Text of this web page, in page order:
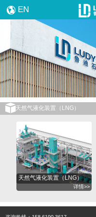
EN
天然气液化装置（LNG）
天然气液化装置（LNG）
详情>>